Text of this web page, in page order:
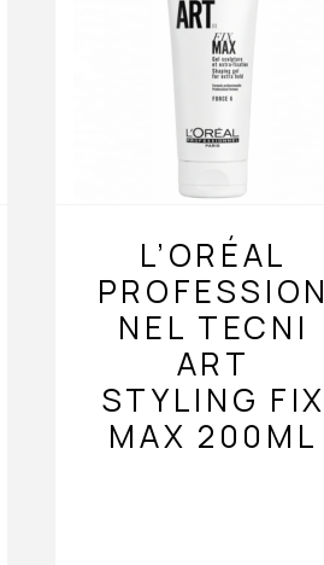
L’ORÉAL
PROFESSION
NEL TECNI
ART
STYLING FIX
MAX 200ML